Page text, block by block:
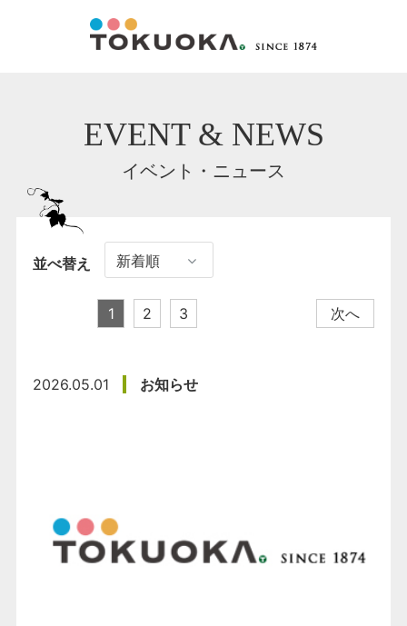
EVENT & NEWS
イベント・ニュース
並べ替え
1 2 3 次へ
2026.05.01 お知らせ